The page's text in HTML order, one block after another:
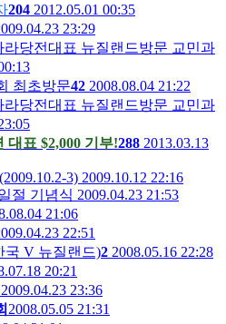
204 2012.05.01 00:35
23:29
라당전대표 뉴질랜드방문 교민과
최초방문42 2008.08.04 21:22
라당전대표 뉴질랜드방문 교민과
대표 $2,000 기부!288 2013.03.13
3) 2009.10.12 22:16
절 기념식 2009.04.23 21:53
21:06
22:51
국 V 뉴질랜드)2 2008.05.16 22:28
20:21
2009.04.23 23:36
2008.05.05 21:31